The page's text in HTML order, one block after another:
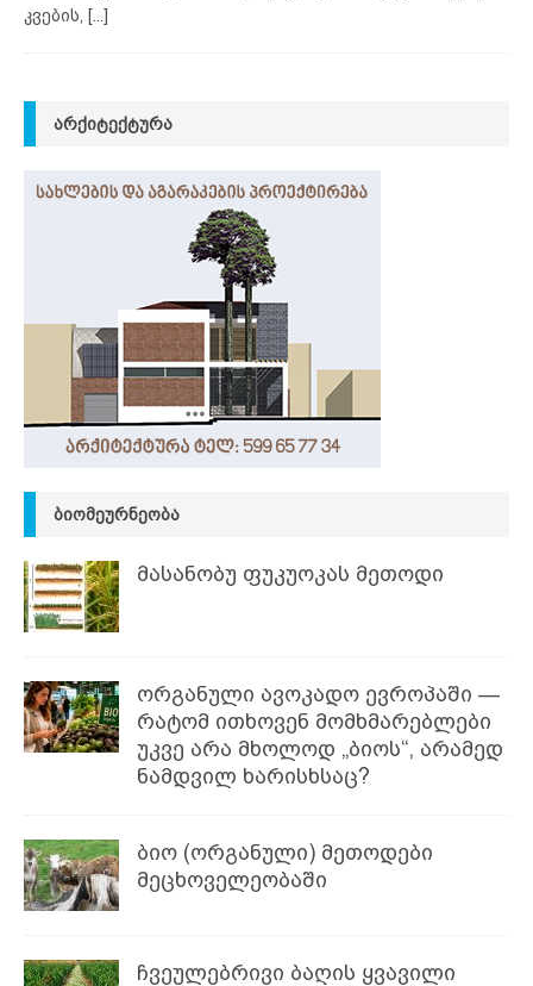
კვების,
[...]
ᲐᲠᲥᲘᲢᲔᲥᲢᲣᲠᲐ
ᲑᲘᲝᲛᲔᲣᲠᲜᲔᲝᲑᲐ
მასანობუ ფუკუოკას მეთოდი
ორგანული ავოკადო ევროპაში —
რატომ ითხოვენ მომხმარებლები
უკვე არა მხოლოდ „ბიოს“, არამედ
ნამდვილ ხარისხსაც?
ბიო (ორგანული) მეთოდები
მეცხოველეობაში
ჩვეულებრივი ბაღის ყვავილი